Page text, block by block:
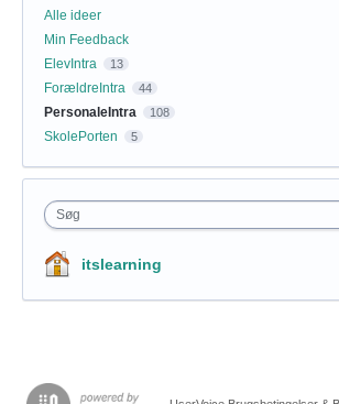
Alle ideer
Min Feedback
ElevIntra
13
ForældreIntra 44
PersonaleIntra 108
SkolePorten 5
Søg
itslearning